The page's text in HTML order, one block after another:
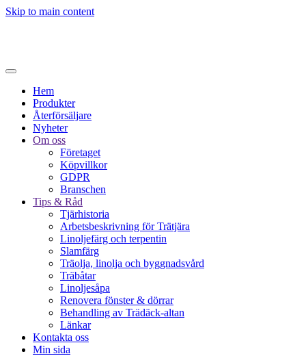
Skip to main content
Hem
Produkter
Återförsäljare
Nyheter
Om oss
Företaget
Köpvillkor
GDPR
Branschen
Tips & Råd
Tjärhistoria
Arbetsbeskrivning för Trätjära
Linoljefärg och terpentin
Slamfärg
Träolja, linolja och byggnadsvård
Träbåtar
Linoljesåpa
Renovera fönster & dörrar
Behandling av Trädäck-altan
Länkar
Kontakta oss
Min sida